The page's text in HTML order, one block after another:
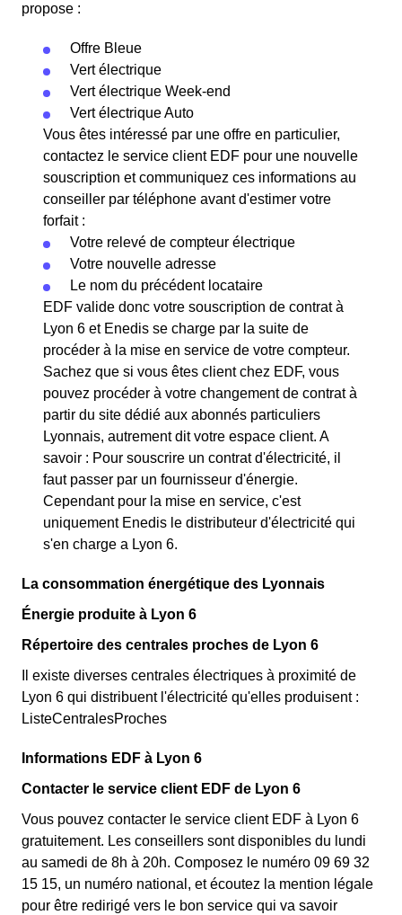
propose :
Offre Bleue
Vert électrique
Vert électrique Week-end
Vert électrique Auto
Vous êtes intéressé par une offre en particulier,
contactez le service client EDF pour une nouvelle
souscription et communiquez ces informations au
conseiller par téléphone avant d'estimer votre
forfait :
Votre relevé de compteur électrique
Votre nouvelle adresse
Le nom du précédent locataire
EDF valide donc votre souscription de contrat à
Lyon 6 et Enedis se charge par la suite de
procéder à la mise en service de votre compteur.
Sachez que si vous êtes client chez EDF, vous
pouvez procéder à votre changement de contrat à
partir du site dédié aux abonnés particuliers
Lyonnais, autrement dit votre espace client. A
savoir : Pour souscrire un contrat d'électricité, il
faut passer par un fournisseur d'énergie.
Cependant pour la mise en service, c'est
uniquement Enedis le distributeur d'électricité qui
s'en charge a Lyon 6.
La consommation énergétique des Lyonnais
Énergie produite à Lyon 6
Répertoire des centrales proches de Lyon 6
Il existe diverses centrales électriques à proximité de
Lyon 6 qui distribuent l'électricité qu'elles produisent :
ListeCentralesProches
Informations EDF à Lyon 6
Contacter le service client EDF de Lyon 6
Vous pouvez contacter le service client EDF à Lyon 6
gratuitement. Les conseillers sont disponibles du lundi
au samedi de 8h à 20h. Composez le numéro 09 69 32
15 15, un numéro national, et écoutez la mention légale
pour être redirigé vers le bon service qui va savoir